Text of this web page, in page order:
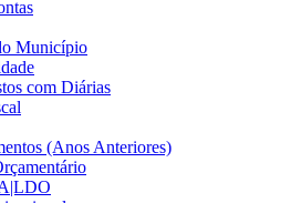
Município
com Diárias
(Anos Anteriores)